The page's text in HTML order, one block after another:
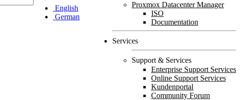
English
German
Proxmox Datacenter Manager
ISO
Documentation
Services
Support & Services
Enterprise Support Services
Online Support Services
Kundenportal
Community Forum